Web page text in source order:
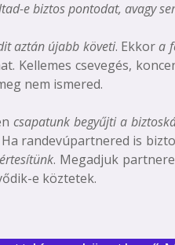
e biztos pontodat, avagy
aztán újabb követi. Ekkora
Kellemes csevegés,
nem ismered.
csapatunk begyűjti a
Ha randevúpartnered is
. Megadjuk
e köztetek.